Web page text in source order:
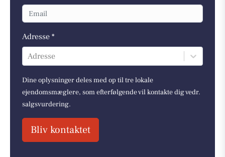
Adresse *
Adresse
Dine oplysninger deles med op til tre lokale
ejendomsmæglere, som efterfølgende vil kontakte dig vedr.
salgsvurdering.
Bliv kontaktet